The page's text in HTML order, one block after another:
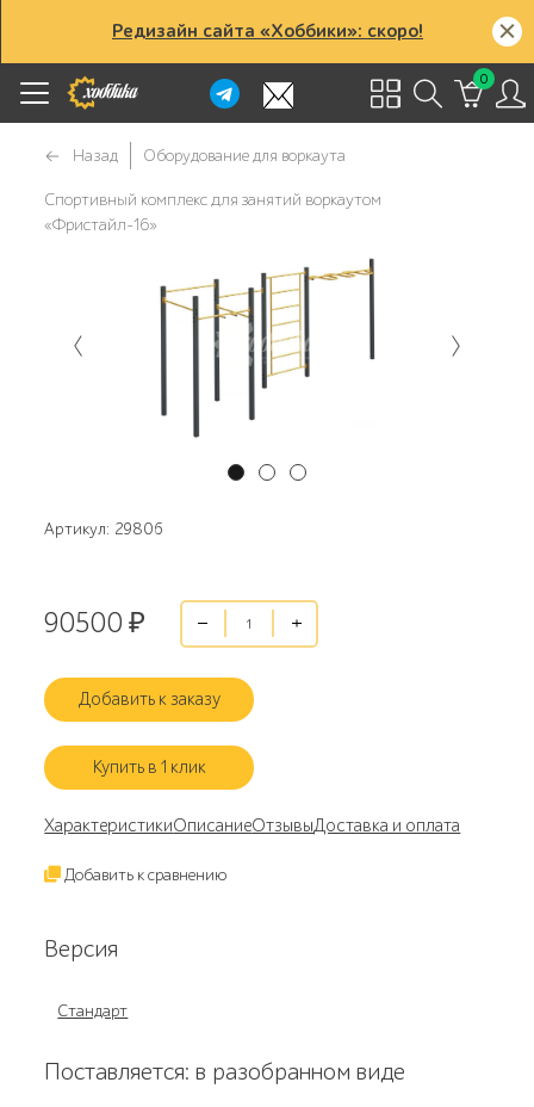
Редизайн сайта «Хоббики»: скоро!
0
Назад Оборудование для воркаута
Спортивный комплекс для занятий воркаутом
«Фристайл-16»
Артикул: 29806
90500 ₽
Добавить к заказу
Купить в 1 клик
ХарактеристикиОписаниеОтзывыДоставка и оплата
Добавить к сравнению
Версия
Стандарт
Поставляется: в разобранном виде